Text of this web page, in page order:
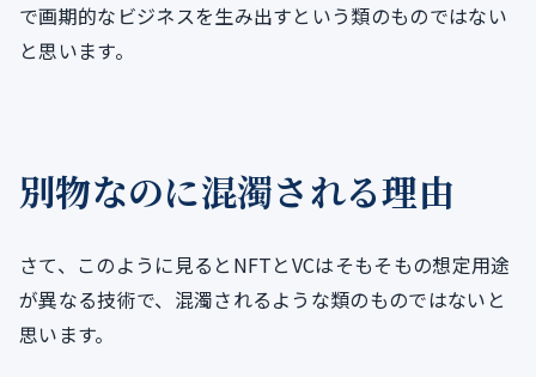
で画期的なビジネスを生み出すという類のものではない
と思います。
別物なのに混濁される理由
さて、このように見るとNFTとVCはそもそもの想定用途
が異なる技術で、混濁されるような類のものではないと
思います。